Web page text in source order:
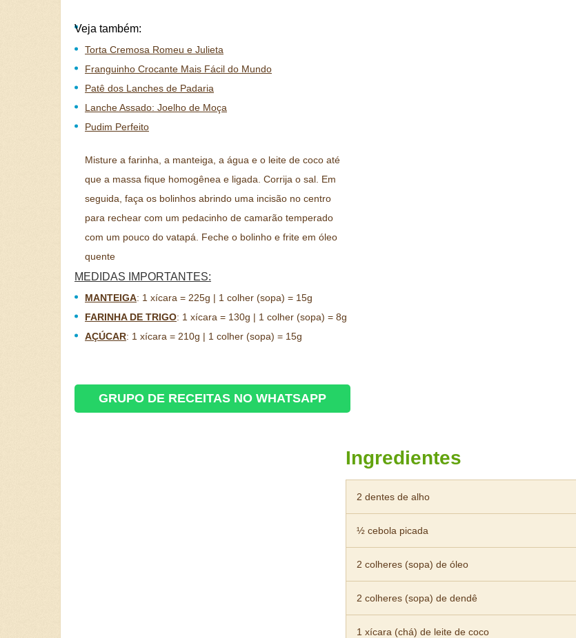
Veja também:
Torta Cremosa Romeu e Julieta
Franguinho Crocante Mais Fácil do Mundo
Patê dos Lanches de Padaria
Lanche Assado: Joelho de Moça
Pudim Perfeito
Misture a farinha, a manteiga, a água e o leite de coco até
que a massa fique homogênea e ligada. Corrija o sal. Em
seguida, faça os bolinhos abrindo uma incisão no centro
para rechear com um pedacinho de camarão temperado
com um pouco do vatapá. Feche o bolinho e frite em óleo
quente
MEDIDAS IMPORTANTES:
MANTEIGA: 1 xícara = 225g | 1 colher (sopa) = 15g
FARINHA DE TRIGO: 1 xícara = 130g | 1 colher (sopa) = 8g
AÇÚCAR: 1 xícara = 210g | 1 colher (sopa) = 15g
GRUPO DE RECEITAS NO WHATSAPP
Ingredientes
2 dentes de alho
½ cebola picada
2 colheres (sopa) de óleo
2 colheres (sopa) de dendê
1 xícara (chá) de leite de coco